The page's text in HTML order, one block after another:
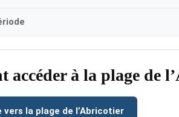
accéder à la plage de
la plage de l’Abricotier